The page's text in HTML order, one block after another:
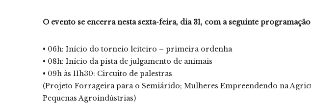
O evento se encerra nesta sexta-feira, dia 31, com a seguinte
• 06h: Início do torneio leiteiro – primeira ordenha
• 08h: Início da pista de julgamento de animais
• 09h às 11h30: Circuito de palestras
(Projeto Forrageira para o Semiárido; Mulheres Empreendendo na
Pequenas Agroindústrias)